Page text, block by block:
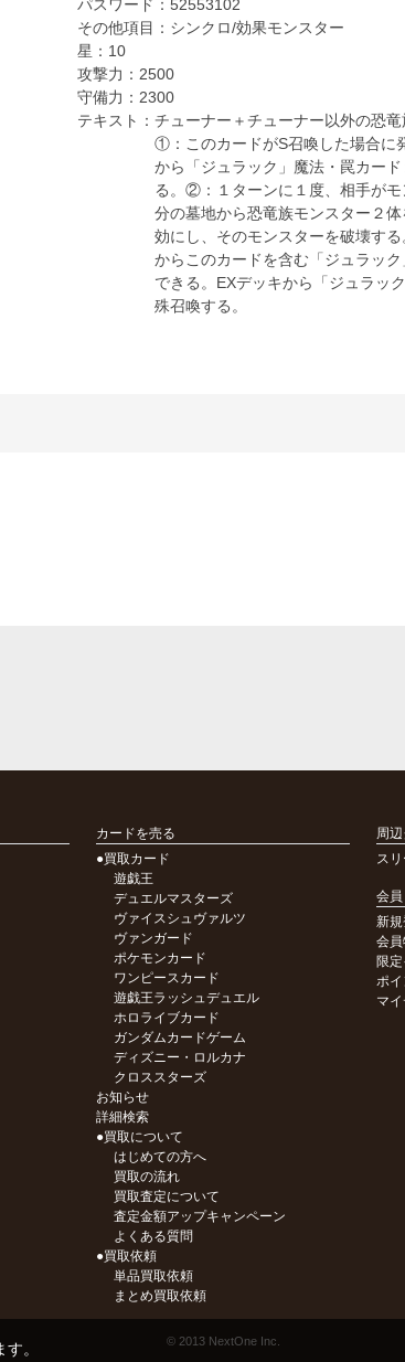
パスワード： 52553102
その他項目： シンクロ/効果モンスター
星： 10
攻撃力： 2500
守備力： 2300
テキスト： チューナー＋チューナー以外の恐
①：このカードがS召喚した場合に
から「ジュラック」魔法・罠カー
る。②：１ターンに１度、相手が
分の墓地から恐竜族モンスター２
効にし、そのモンスターを破壊す
からこのカードを含む「ジュラッ
できる。EXデッキから「ジュラッ
殊召喚する。
カードを売る
●買取カード
遊戯王
デュエルマスターズ
ヴァイスシュヴァルツ
ヴァンガード
ポケモンカード
ワンピースカード
遊戯王ラッシュデュエル
ホロライブカード
ガンダムカードゲーム
ディズニー・ロルカナ
クロススターズ
お知らせ
詳細検索
●買取について
はじめての方へ
買取の流れ
買取査定について
査定金額アップキャンペーン
よくある質問
●買取依頼
単品買取依頼
まとめ買取依頼
周
ス
会員
新
会
限
ポ
マ
© 2013 NextOne Inc.
。